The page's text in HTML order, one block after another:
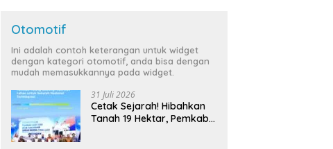
Otomotif
Ini adalah contoh keterangan untuk widget
dengan kategori otomotif, anda bisa dengan
mudah memasukkannya pada widget.
31 Juli 2026
Cetak Sejarah! Hibahkan
Tanah 19 Hektar, Pemkab